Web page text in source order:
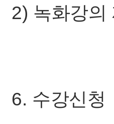
2) 녹화강의
6. 수강신청